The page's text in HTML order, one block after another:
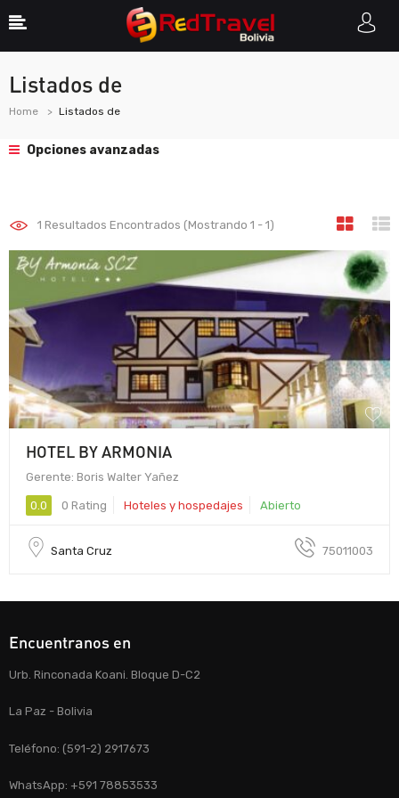
Listados de
Home Listados de
Opciones avanzadas
1 Resultados Encontrados (Mostrando 1 - 1)
HOTEL BY ARMONIA
Gerente: Boris Walter Yañez
0.0 0 Rating Hoteles y hospedajes Abierto
Santa Cruz 75011003
Encuentranos en
Urb. Rinconada Koani. Bloque D-C2
La Paz - Bolivia
Teléfono: (591-2) 2917673
WhatsApp: +591 78853533